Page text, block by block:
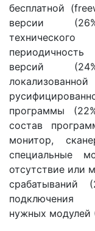
бесплатной
версии
технического
версий
программы
состав
монитор,
специальные
отсутствие или
срабатываний
нужных модулей